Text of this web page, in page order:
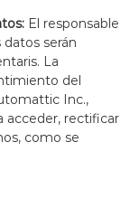
El responsable
serán
La
del
Inc.,
acceder, rectificar
como se